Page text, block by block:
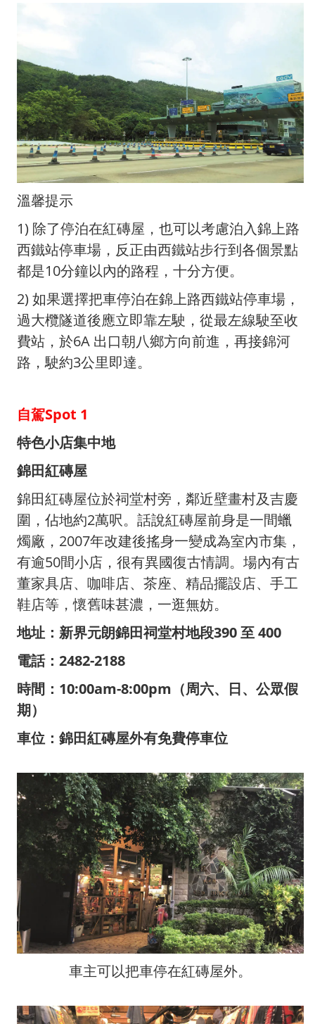
溫馨提示
1) 除了停泊在紅磚屋，也可以考慮泊入錦上路
西鐵站停車場，反正由西鐵站步行到各個景點
都是10分鐘以內的路程，十分方便。
2) 如果選擇把車停泊在錦上路西鐵站停車場，
過大欖隧道後應立即靠左駛，從最左線駛至收
費站，於6A 出口朝八鄉方向前進，再接錦河
路，駛約3公里即達。
自駕Spot 1
特色小店集中地
錦田紅磚屋
錦田紅磚屋位於祠堂村旁，鄰近壁畫村及吉慶
圍，佔地約2萬呎。話說紅磚屋前身是一間蠟
燭廠，2007年改建後搖身一變成為室內市集，
有逾50間小店，很有異國復古情調。場內有古
董家具店、咖啡店、茶座、精品擺設店、手工
鞋店等，懷舊味甚濃，一逛無妨。
地址：新界元朗錦田祠堂村地段390 至 400
電話：2482-2188
時間：10:00am-8:00pm（周六、日、公眾假
期）
車位：錦田紅磚屋外有免費停車位
車主可以把車停在紅磚屋外。